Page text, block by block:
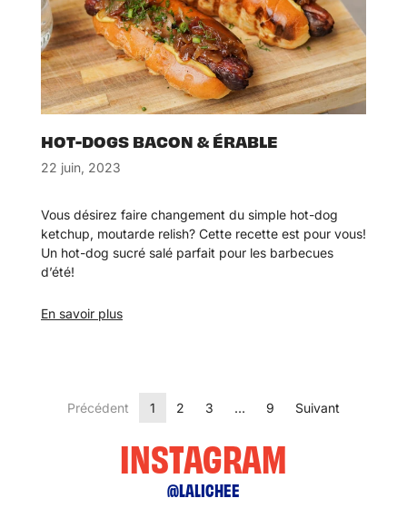
HOT-DOGS BACON & ÉRABLE
22 juin, 2023
Vous désirez faire changement du simple hot-dog
ketchup, moutarde relish? Cette recette est pour vous!
Un hot-dog sucré salé parfait pour les barbecues
d’été!
En savoir plus
Précédent 1 2 3 … 9 Suivant
INSTAGRAM
@LALICHEE